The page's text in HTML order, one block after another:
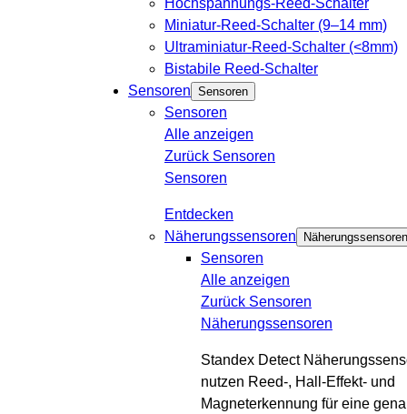
Miniatur-Reed-Schalter (9–14 mm)
Ultraminiatur-Reed-Schalter (<8mm)
Bistabile Reed-Schalter
Sensoren Sensoren
Sensoren
Alle anzeigen
Zurück Sensoren
Sensoren
Entdecken
Näherungssensoren
Näherungssensoren
Sensoren
Alle anzeigen
Zurück Sensoren
Näherungssensoren
Standex Detect
nutzen Reed-, Hall-Effekt- und
Magneterkennung für eine